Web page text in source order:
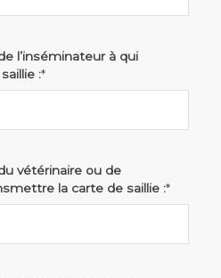
l’inséminateur à qui
:*
vétérinaire ou de
la carte de saillie :*